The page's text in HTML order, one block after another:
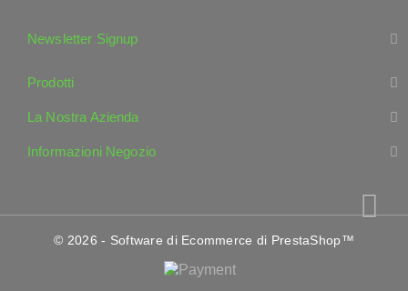
Newsletter Signup
Prodotti
La Nostra Azienda
Informazioni Negozio
© 2026 - Software di Ecommerce di PrestaShop™